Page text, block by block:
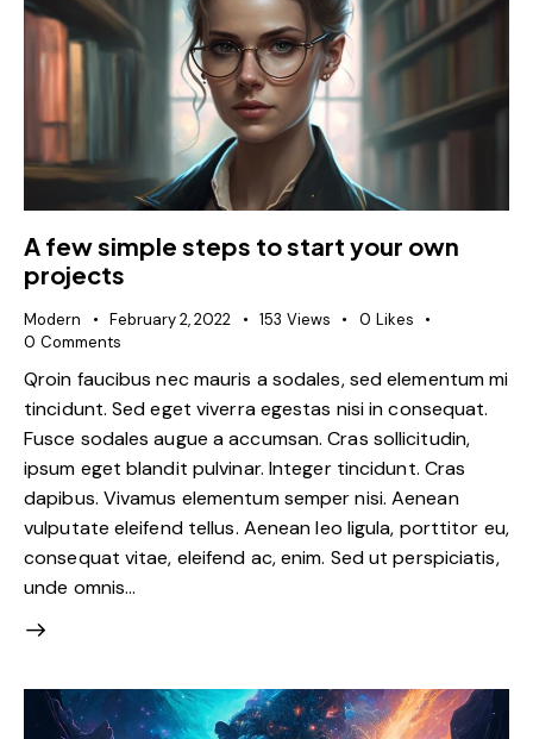
A few simple steps to start your own
projects
Modern February 2, 2022 153 Views 0 Likes
0 Comments
Qroin faucibus nec mauris a sodales, sed elementum mi
tincidunt. Sed eget viverra egestas nisi in consequat.
Fusce sodales augue a accumsan. Cras sollicitudin,
ipsum eget blandit pulvinar. Integer tincidunt. Cras
dapibus. Vivamus elementum semper nisi. Aenean
vulputate eleifend tellus. Aenean leo ligula, porttitor eu,
consequat vitae, eleifend ac, enim. Sed ut perspiciatis,
unde omnis…